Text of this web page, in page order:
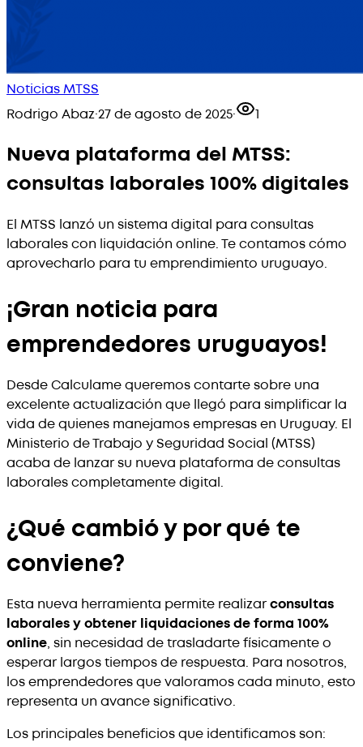
Noticias MTSS
Rodrigo Abaz·27 de agosto de 2025· 1
Nueva plataforma del MTSS:
consultas laborales 100% digitales
El MTSS lanzó un sistema digital para consultas
laborales con liquidación online. Te contamos cómo
aprovecharlo para tu emprendimiento uruguayo.
¡Gran noticia para
emprendedores uruguayos!
Desde Calculame queremos contarte sobre una
excelente actualización que llegó para simplificar la
vida de quienes manejamos empresas en Uruguay. El
Ministerio de Trabajo y Seguridad Social (MTSS)
acaba de lanzar su nueva plataforma de consultas
laborales completamente digital.
¿Qué cambió y por qué te
conviene?
Esta nueva herramienta permite realizarconsultas
laborales y obtener liquidaciones de forma 100%
online, sin necesidad de trasladarte físicamente o
esperar largos tiempos de respuesta. Para nosotros,
los emprendedores que valoramos cada minuto, esto
representa un avance significativo.
Los principales beneficios que identificamos son: